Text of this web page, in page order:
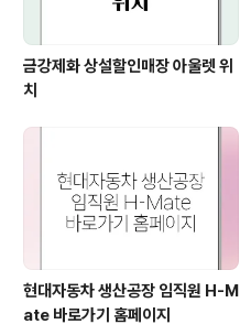
금강제화 상설할인매장 아울렛 위
치
현대자동차 생산공장 임직원 H-M
ate 바로가기 홈페이지